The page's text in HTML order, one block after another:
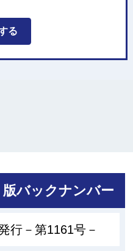
る
バックナンバー
行－第1161号－